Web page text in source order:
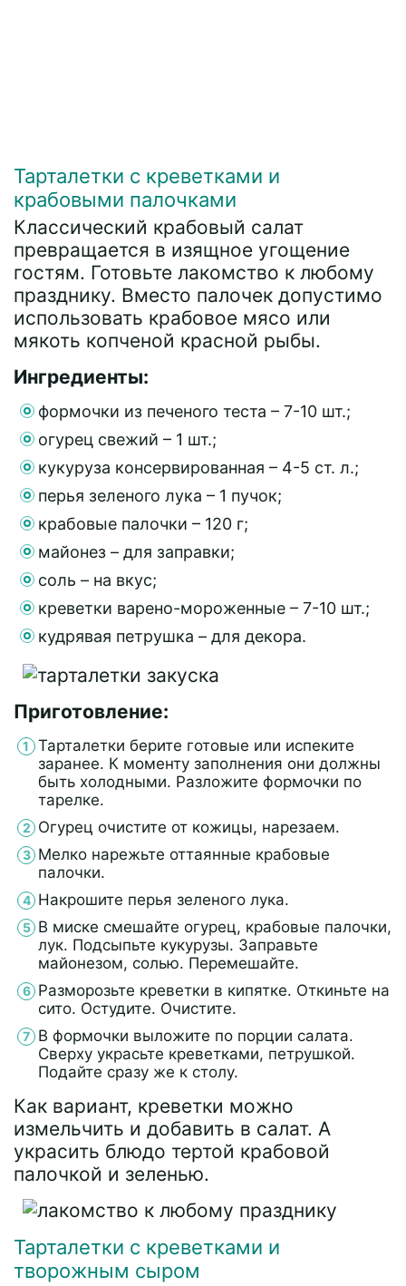
Тарталетки с креветками и
крабовыми палочками
Классический крабовый салат
превращается в изящное угощение
гостям. Готовьте лакомство к любому
празднику. Вместо палочек допустимо
использовать крабовое мясо или
мякоть копченой красной рыбы.
Ингредиенты:
формочки из печеного теста – 7-10 шт.;
огурец свежий – 1 шт.;
кукуруза консервированная – 4-5 ст. л.;
перья зеленого лука – 1 пучок;
крабовые палочки – 120 г;
майонез – для заправки;
соль – на вкус;
креветки варено-мороженные – 7-10 шт.;
кудрявая петрушка – для декора.
Приготовление:
Тарталетки берите готовые или испеките
заранее. К моменту заполнения они должны
быть холодными. Разложите формочки по
тарелке.
Огурец очистите от кожицы, нарезаем.
Мелко нарежьте оттаянные крабовые
палочки.
Накрошите перья зеленого лука.
В миске смешайте огурец, крабовые палочки,
лук. Подсыпьте кукурузы. Заправьте
майонезом, солью. Перемешайте.
Разморозьте креветки в кипятке. Откиньте на
сито. Остудите. Очистите.
В формочки выложите по порции салата.
Сверху украсьте креветками, петрушкой.
Подайте сразу же к столу.
Как вариант, креветки можно
измельчить и добавить в салат. А
украсить блюдо тертой крабовой
палочкой и зеленью.
Тарталетки с креветками и
творожным сыром